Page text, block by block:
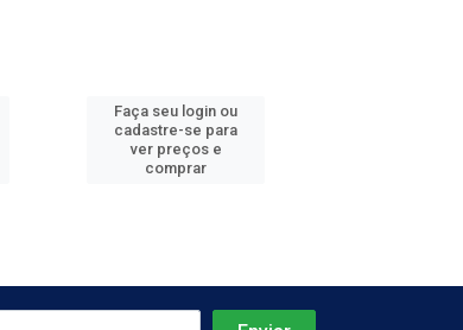
Faça seu login ou
cadastre-se para
ver preços e
comprar